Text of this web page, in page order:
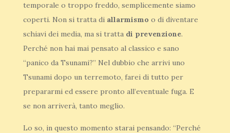
temporale o troppo freddo, semplicemente siamo
coperti. Non si tratta di allarmismo o di diventare
schiavi dei media, ma si tratta di prevenzione.
Perché non hai mai pensato al classico e sano
“panico da Tsunami?” Nel dubbio che arrivi uno
Tsunami dopo un terremoto, farei di tutto per
prepararmi ed essere pronto all’eventuale fuga. E
se non arriverà, tanto meglio.
Lo so, in questo momento starai pensando: “Perché